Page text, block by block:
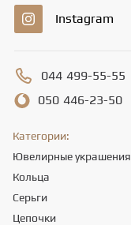
Instagram
044 499-55-55
050 446-23-50
Категории:
Ювелирные украшения
Кольца
Серьги
Цепочки